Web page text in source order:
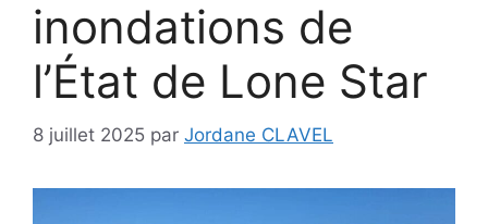
inondations de
l’État de Lone Star
8 juillet 2025 par Jordane CLAVEL